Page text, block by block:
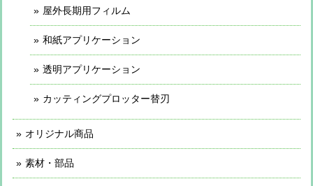
屋外長期用フィルム
和紙アプリケーション
透明アプリケーション
カッティングプロッター替刃
オリジナル商品
素材・部品